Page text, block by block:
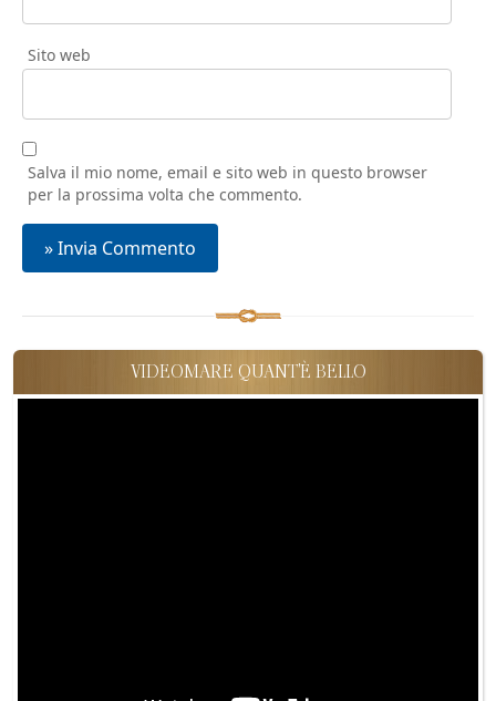
Sito web
Salva il mio nome, email e sito web in questo browser
per la prossima volta che commento.
VIDEOMARE QUANT'È BELLO